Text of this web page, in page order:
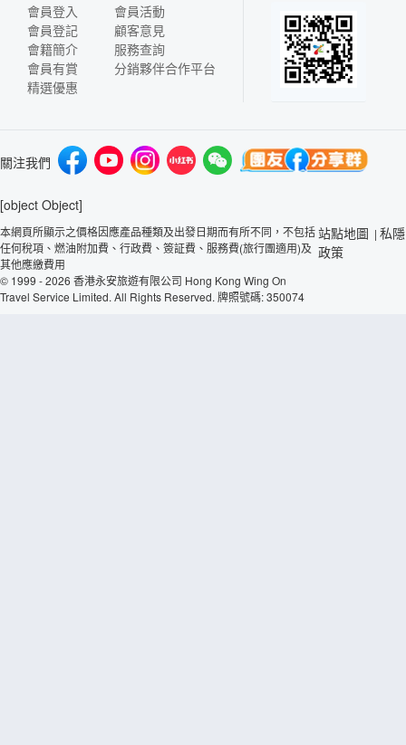
會員登入
會員登記
會籍簡介
會員有賞
精選優惠
會員活動
顧客意見
服務查詢
分銷夥伴合作平台
關注我們
[object Object]
本網頁所顯示之價格因應產品種類及出發日期而有所不同，不包括
任何稅項、燃油附加費、行政費、簽証費、服務費(旅行團適用)及
其他應繳費用
© 1999 - 2026 香港永安旅遊有限公司 Hong Kong Wing On
Travel Service Limited. All Rights Reserved. 牌照號碼: 350074
站點地圖 | 私隱
政策